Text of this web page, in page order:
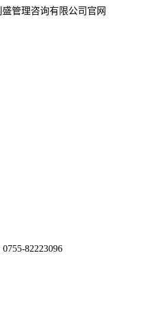
管理咨询有限公司官网
0755-82223096